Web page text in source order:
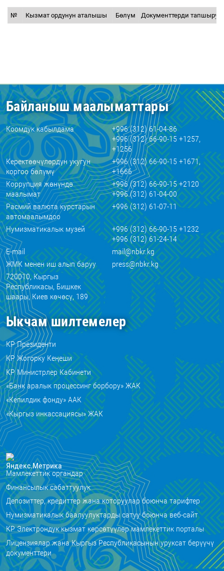
№ Кызмат ордунун аталышы Бөлүм Документтерди тапшыруу
Байланыш маалыматтары
Коомдук кабылдама
+996 (312) 61-04-86
+996 (312) 66-90-15 +1257,
+1256
Керектөөчүлөрдүн укугун
коргоо бөлүмү
+996 (312) 66-90-15 +1671,
+1666
Коррупция жөнүндө
маалымат
+996 (312) 66-90-15 +2120
+996 (312) 61-04-00
Расмий валюта курстарын
автомаалымдоо
+996 (312) 61-07-11
Нумизматикалык музей
+996 (312) 66-90-15 +1232
+996 (312) 61-24-14
E-mail
mail@nbkr.kg
ЖМК менен иш алып баруу
press@nbkr.kg
720010, Кыргыз
Республикасы, Бишкек
шаары, Киев көчөсү, 189
Ыкчам шилтемелер
КР Президенти
КР Жогорку Кеңеши
КР Министрлер Кабинети
«Банк аралык процессинг борбору» ЖАК
«Кепилдик фонду» ААК
«Кыргыз инкассациясы» ЖАК
Мамлекеттик органдар
Финансылык сабаттуулук
Депозиттер, кредиттер жана которуулар боюнча тарифтер
Нумизматикалык баалуулуктарды сатуу боюнча веб-сайт
КР Электрондук кызмат көрсөтүүлөр мамлекеттик порталы
Лицензиялар жана Кыргыз Республикасынын уруксат берүүчү
документтери